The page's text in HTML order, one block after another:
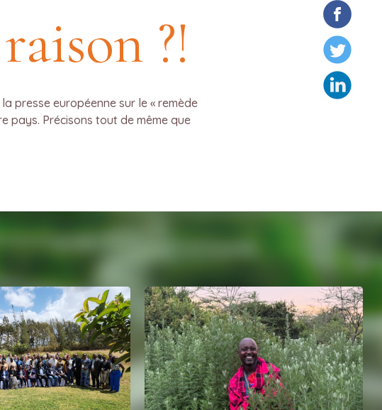
?!
presse européenne sur le « remède
pays. Précisons tout de même que